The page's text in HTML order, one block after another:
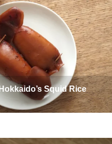
Squid Rice